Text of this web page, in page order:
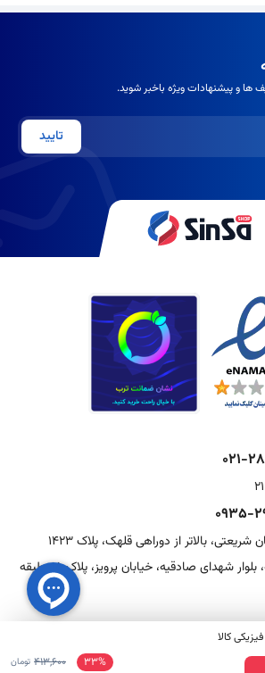
کالا
33%
413,600 تومان
ها و پیشنهادات ویژه باخبر شوید.
تایید
021-
0935-
شریعتی، بالاتر از دوراهی قلهک، پلاک 1423
تهران، صادقیه، بلوار شهدای صادقیه، خیابان پرویز، پلاک 15، طبقه